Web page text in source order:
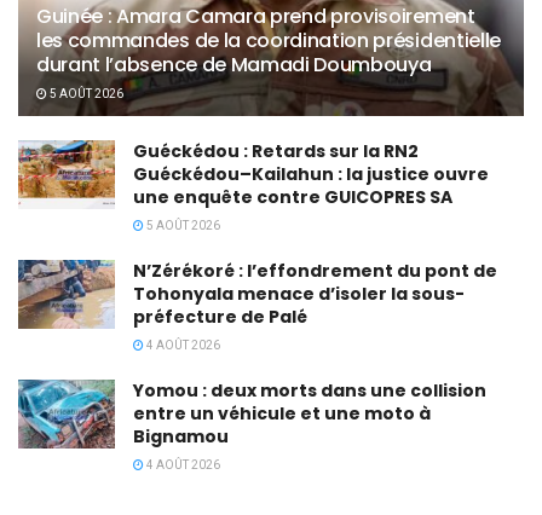
Guinée : Amara Camara prend provisoirement
les commandes de la coordination présidentielle
durant l’absence de Mamadi Doumbouya
5 AOÛT 2026
Guéckédou : Retards sur la RN2
Guéckédou–Kailahun : la justice ouvre
une enquête contre GUICOPRES SA
5 AOÛT 2026
N’Zérékoré : l’effondrement du pont de
Tohonyala menace d’isoler la sous-
préfecture de Palé
4 AOÛT 2026
Yomou : deux morts dans une collision
entre un véhicule et une moto à
Bignamou
4 AOÛT 2026